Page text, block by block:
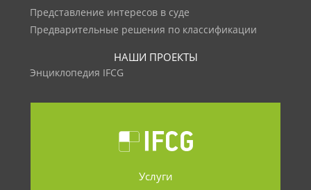
Представление интересов в суде
Предварительные решения по классификации
НАШИ ПРОЕКТЫ
Энциклопедия IFCG
Услуги